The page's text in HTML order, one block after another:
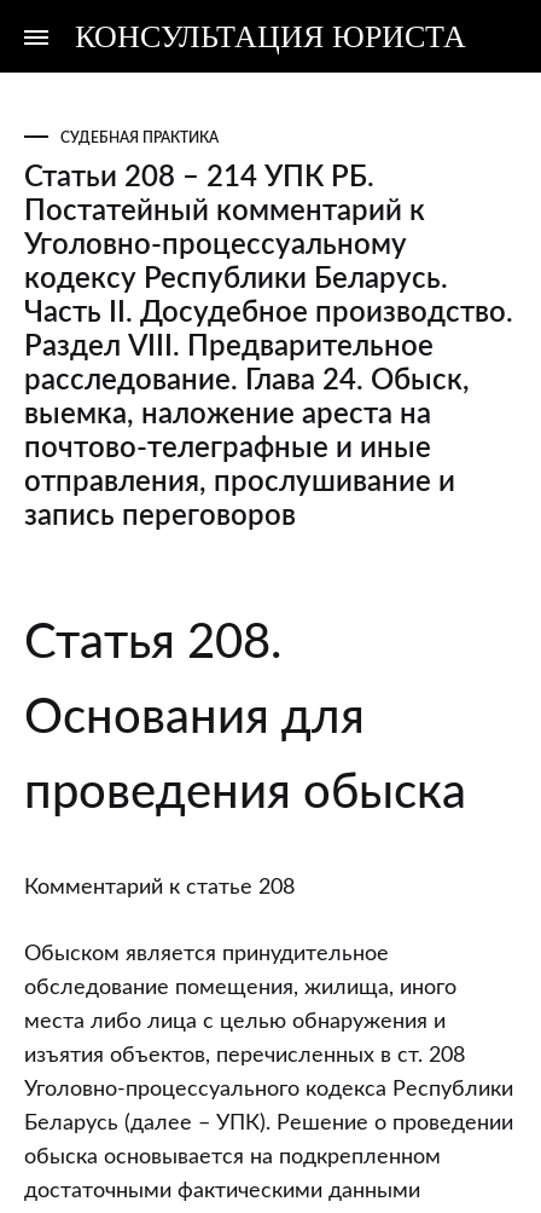
КОНСУЛЬТАЦИЯ ЮРИСТА
Консультация
Консультация
СУДЕБНАЯ ПРАКТИКА
Статьи 208 – 214 УПК РБ.
Постатейный комментарий к
Уголовно-процессуальному
кодексу Республики Беларусь.
Часть II. Досудебное производство.
Раздел VIII. Предварительное
расследование. Глава 24. Обыск,
выемка, наложение ареста на
почтово-телеграфные и иные
отправления, прослушивание и
запись переговоров
Статьи
208
214
РБ.
Постатейный
к
процессуальному
кодексу
Республики
Беларусь.
Часть
II.
Досудебное
производство.
Статья 208.
Основания для
проведения обыска
Комментарий к статье 208
Обыском является принудительное
обследование помещения, жилища, иного
места либо лица с целью обнаружения и
изъятия объектов, перечисленных в ст. 208
Уголовно-процессуального кодекса Республики
Беларусь (далее – УПК). Решение о проведении
обыска основывается на подкрепленном
достаточными фактическими данными